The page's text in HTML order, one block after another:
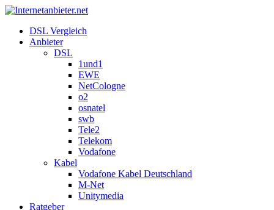
DSL Vergleich
Anbieter
DSL
1und1
EWE
NetCologne
o2
osnatel
swb
Tele2
Telekom
Vodafone
Kabel
Vodafone Kabel Deutschland
M-Net
Unitymedia
Ratgeber